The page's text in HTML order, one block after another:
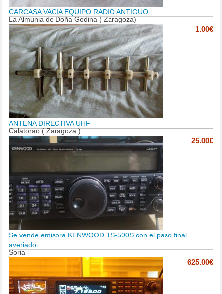
CARCASA VACIA EQUIPO RADIO ANTIGUO
La Almunia de Doña Godina ( Zaragoza)
1.00€
ANTENA DIRECTIVA UHF
Calatorao ( Zaragoza )
25.00€
Se vende emisora KENWOOD TS-590S con el paso final
averiado
Soria
625.00€